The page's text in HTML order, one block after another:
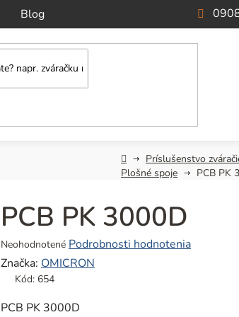
Blog
DomovPríslušenstvo
Plošné spoje
PCB PK
PCB PK 3000D
Priemerné
hodnotenie
produktu
0,0
Neohodnotené Podrobnosti hodnotenia
Značka: OMICRON
Kód: 654
PCB PK 3000D